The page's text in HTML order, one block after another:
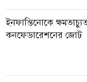
ইনফান্তিনোকে
কনফেডারেশনের জোট